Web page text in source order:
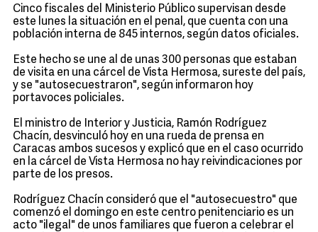
Cinco fiscales del Ministerio Público supervisan desde
este lunes la situación en el penal, que cuenta con una
población interna de 845 internos, según datos oficiales.
Este hecho se une al de unas 300 personas que estaban
de visita en una cárcel de Vista Hermosa, sureste del país,
y se "autosecuestraron", según informaron hoy
portavoces policiales.
El ministro de Interior y Justicia, Ramón Rodríguez
Chacín, desvinculó hoy en una rueda de prensa en
Caracas ambos sucesos y explicó que en el caso ocurrido
en la cárcel de Vista Hermosa no hay reivindicaciones por
parte de los presos.
Rodríguez Chacín consideró que el "autosecuestro" que
comenzó el domingo en este centro penitenciario es un
acto "ilegal" de unos familiares que fueron a celebrar el